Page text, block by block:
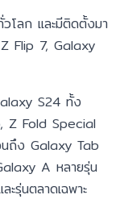
โลก และมีติดตั้งมา
Flip 7, Galaxy
S24 ทั้ง
Z Fold Special
ถึง Galaxy Tab
A หลายรุ่น
นตลาดเฉพาะ